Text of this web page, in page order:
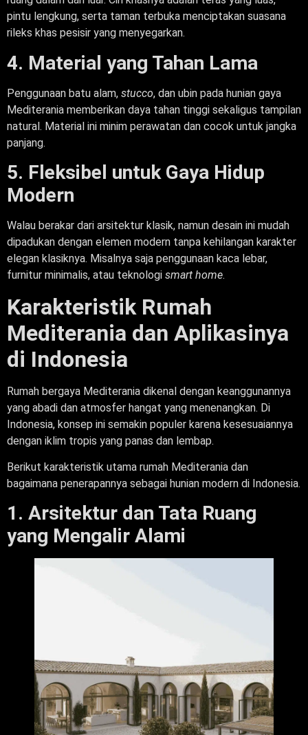
pintu lengkung, serta taman terbuka menciptakan suasana
rileks khas pesisir yang menyegarkan.
4. Material yang Tahan Lama
Penggunaan batu alam, stucco, dan ubin pada hunian gaya
Mediterania memberikan daya tahan tinggi sekaligus tampilan
natural. Material ini minim perawatan dan cocok untuk jangka
panjang.
5. Fleksibel untuk Gaya Hidup
Modern
Walau berakar dari arsitektur klasik, namun desain ini mudah
dipadukan dengan elemen modern tanpa kehilangan karakter
elegan klasiknya. Misalnya saja penggunaan kaca lebar,
furnitur minimalis, atau teknologi smart home.
Karakteristik Rumah
Mediterania dan Aplikasinya
di Indonesia
Rumah bergaya Mediterania dikenal dengan keanggunannya
yang abadi dan atmosfer hangat yang menenangkan. Di
Indonesia, konsep ini semakin populer karena kesesuaiannya
dengan iklim tropis yang panas dan lembap.
Berikut karakteristik utama rumah Mediterania dan
bagaimana penerapannya sebagai hunian modern di Indonesia.
1. Arsitektur dan Tata Ruang
yang Mengalir Alami